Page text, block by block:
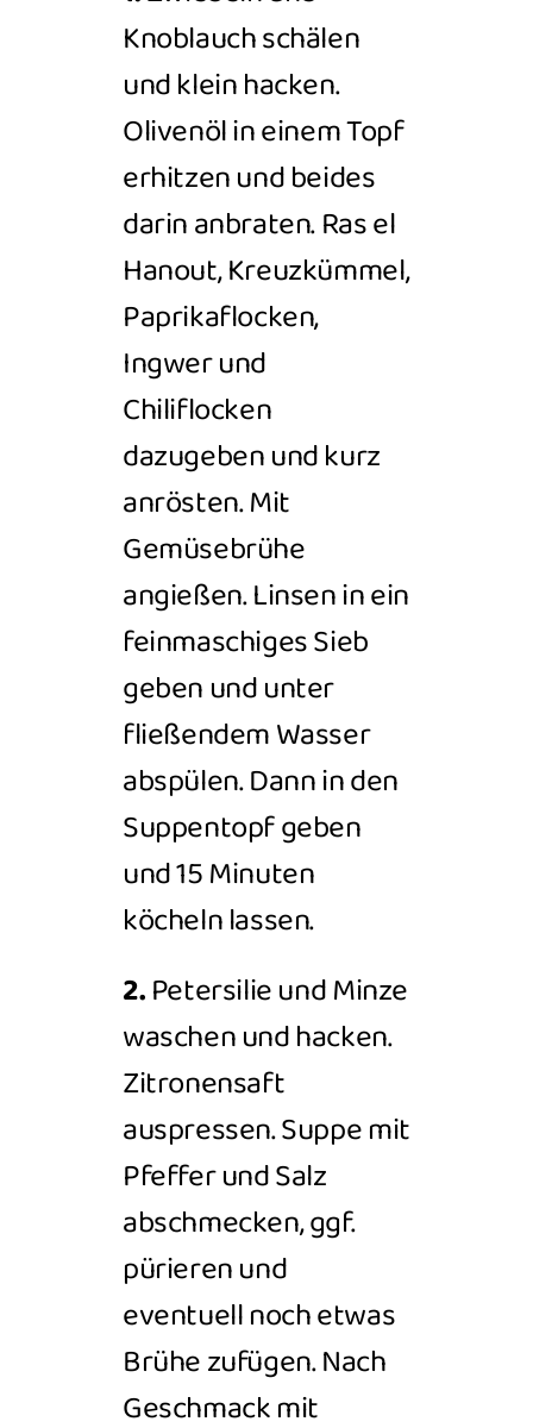
Knoblauch schälen
undklein hacken.
Olivenöl in einem Topf
erhitzen und beides
darin anbraten.Ras el
Hanout,Kreuzkümmel,
Paprikaflocken,
Ingwer und
Chiliflocken
dazugeben und kurz
anrösten. Mit
Gemüsebrühe
angießen. Linsen in ein
feinmaschiges Sieb
geben und unter
fließendem Wasser
abspülen. Dann inden
Suppentopf geben
und 15Minuten
köcheln lassen.
2.Petersilie undMinze
waschen und hacken.
Zitronensaft
auspressen. Suppe mit
Pfeffer und Salz
abschmecken, ggf.
pürieren und
eventuell noch etwas
Brühe zufügen. Nach
Geschmack mit